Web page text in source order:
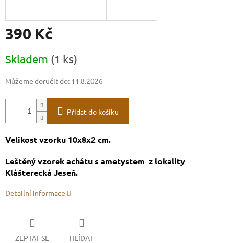
390 Kč
cena:
Skladem (1 ks)
Můžeme doručit do: 11.8.2026
Přidat do košíku
Velikost vzorku 10x8x2 cm.
Leštěný vzorek achátu s ametystem z lokality
Klášterecká Jeseň.
Detailní informace
ZEPTAT SE HLÍDAT